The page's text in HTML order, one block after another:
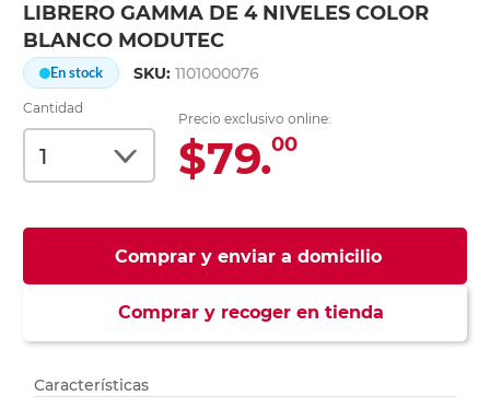
LIBRERO GAMMA DE 4 NIVELES COLOR
BLANCO MODUTEC
En stock SKU:1101000076
Cantidad
Precio exclusivo online:
$79.00
Comprar y enviar a domicilio
Comprar y recoger en tienda
Características